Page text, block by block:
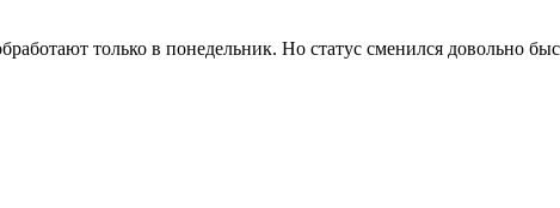
только в понедельник. Но статус сменился довольно